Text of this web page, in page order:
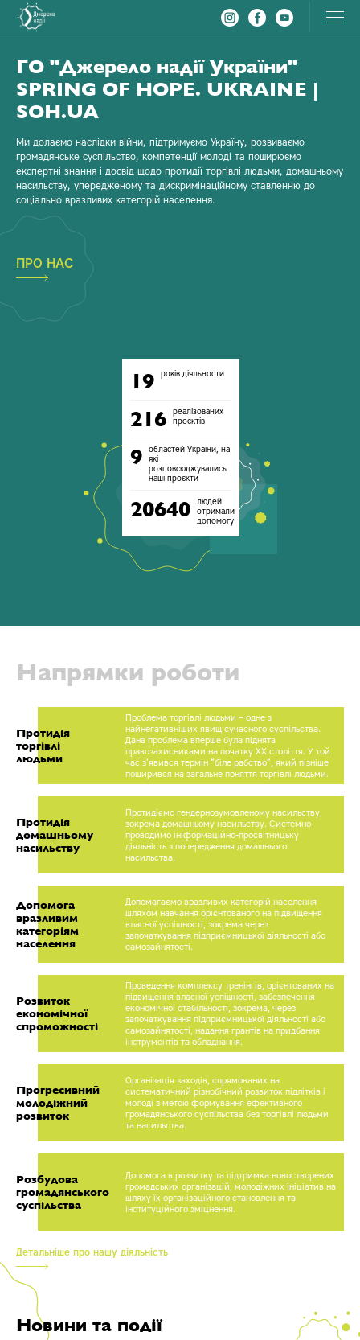
Dzherelo nadii
Новини та події
Історії успіху
Бібліотека
вул. Стеценка 48, м.Вінниця, Україна, 21009.
main@springofhope.org.ua
+38 (068) 425 00 70
19 років діяльности
216
реалізованих
проєктів
9
областей України, на
які
розповсюджувались
наші проєкти
20640
людей
отримали
допомогу
ГО "Джерело надії України"
SPRING OF HOPE. UKRAINE |
SOH.UA
Ми долаємо наслідки війни, підтримуємо Україну, розвиваємо
громадянське суспільство, компетенції молоді та поширюємо
експертні знання і досвід щодо протидії торгівлі людьми, домашньому
насильству, упередженому та дискримінаційному ставленню до
соціально вразливих категорій населення.
ПРО НАС
Напрямки роботи
Детальніше про нашу діяльність
Протидія
торгівлі
людьми
Проблема торгівлі людьми – одне з
найнегативніших явищ сучасного суспільства.
Дана проблема вперше була піднята
правозахисниками на початку ХХ століття. У той
час з’явився термін ”біле рабство”, який пізніше
поширився на загальне поняття торгівлі людьми.
Протидія
домашньому
насильству
Протидіємо гендернозумовленому насильству,
зокрема домашньому насильству. Системно
проводимо ініформаційно-просвітницьку
діяльність з попередження домашнього
насильства.
Допомога
вразливим
категоріям
населення
Допомагаємо вразливих категорій населення
шляхом навчання орієнтованого на підвищення
власної успішності, зокрема через
започаткування підприємницької діяльності або
самозайнятості.
Розвиток
економічної
спроможності
Проведення комплексу тренінгів, орієнтованих на
підвищення власної успішності, забезпечення
економічної стабільності, зокрема, через
започаткування підприємницької діяльності або
самозайнятості, надання грантів на придбання
інструментів та обладнання.
Прогресивний
молодіжний
розвиток
Організація заходів, спрямованих на
систематичний різнобічний розвиток підлітків і
молоді з метою формування ефективного
громадянського суспільства без торгівлі людьми
та насильства.
Розбудова
громадянського
суспільства
Допомога в розвитку та підтримка новостворених
громадських організацій, молодіжних ініціатив на
шляху їх організаційного становлення та
інституційного зміцнення.
Новини та події